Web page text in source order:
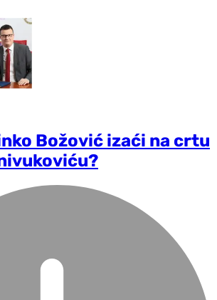
Božović izaći na crtu